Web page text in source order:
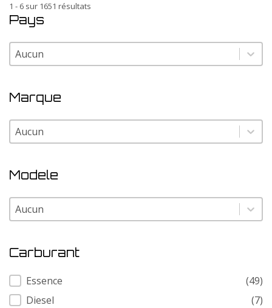
1 - 6 sur 1651 résultats
Pays
Pays
Pays
Marque
Marque
Marque
Modele
Modele
Modele
Carburant
Carburant
Essence
(49)
Diesel
(7)